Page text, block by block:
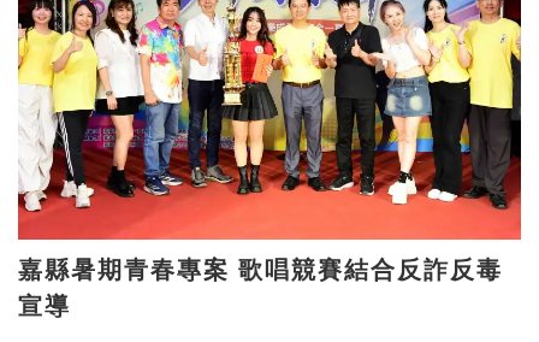
嘉縣暑期青春專案 歌唱競賽結合反詐反毒
宣導